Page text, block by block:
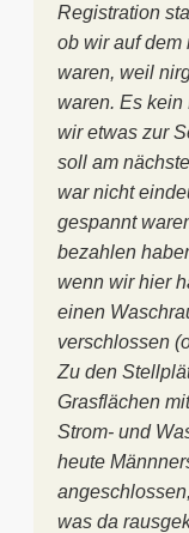
Registration
ob wir auf dem
waren, weil
waren. Es kein
wir etwas zur
soll am
war nicht
gespannt
bezahlen
wenn wir hier
einen
verschlossen
Zu den
Grasflächen
Strom- und
heute
was da